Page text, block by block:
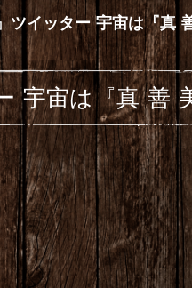
ツイッター 宇宙は『真
宇宙は『真 善